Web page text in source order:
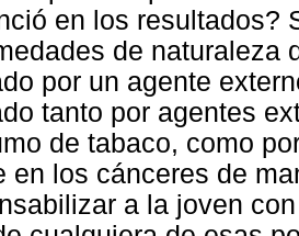
en los resultados?
de naturaleza
por un agente
tanto por agentes
de tabaco, como
en los cánceres de
a la joven